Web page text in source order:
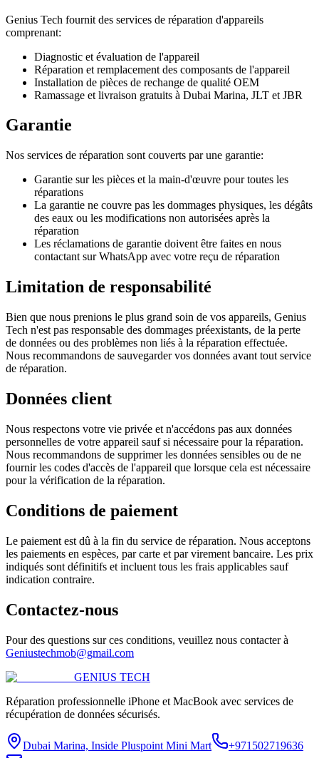
Genius Tech fournit des services de réparation d'appareils
comprenant:
Diagnostic et évaluation de l'appareil
Réparation et remplacement des composants de l'appareil
Installation de pièces de rechange de qualité OEM
Ramassage et livraison gratuits à Dubai Marina, JLT et JBR
Garantie
Nos services de réparation sont couverts par une garantie:
Garantie sur les pièces et la main-d'œuvre pour toutes les
réparations
La garantie ne couvre pas les dommages physiques, les dégâts
des eaux ou les modifications non autorisées après la
réparation
Les réclamations de garantie doivent être faites en nous
contactant sur WhatsApp avec votre reçu de réparation
Limitation de responsabilité
Bien que nous prenions le plus grand soin de vos appareils, Genius
Tech n'est pas responsable des dommages préexistants, de la perte
de données ou des problèmes non liés à la réparation effectuée.
Nous recommandons de sauvegarder vos données avant tout service
de réparation.
Données client
Nous respectons votre vie privée et n'accédons pas aux données
personnelles de votre appareil sauf si nécessaire pour la réparation.
Nous recommandons de supprimer les données sensibles ou de ne
fournir les codes d'accès de l'appareil que lorsque cela est nécessaire
pour la vérification de la réparation.
Conditions de paiement
Le paiement est dû à la fin du service de réparation. Nous acceptons
les paiements en espèces, par carte et par virement bancaire. Les prix
indiqués sont définitifs et incluent tous les frais applicables sauf
indication contraire.
Contactez-nous
Pour des questions sur ces conditions, veuillez nous contacter à
Geniustechmob@gmail.com
GENIUS TECH
Réparation professionnelle iPhone et MacBook avec services de
récupération de données sécurisés.
Dubai Marina, Inside Pluspoint Mini Mart
+971502719636